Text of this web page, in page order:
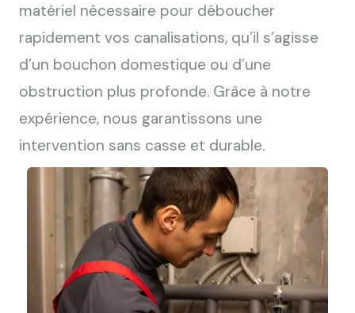
matériel nécessaire pour déboucher
rapidement vos canalisations, qu’il s’agisse
d’un bouchon domestique ou d’une
obstruction plus profonde. Grâce à notre
expérience, nous garantissons une
intervention sans casse et durable.